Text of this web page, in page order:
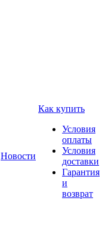
Новости
Как купить
Условия
оплаты
Условия
доставки
Гарантия
и
возврат